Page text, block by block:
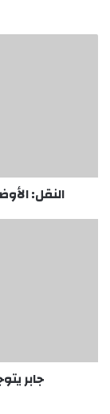
النقل:
النقل:
جابر